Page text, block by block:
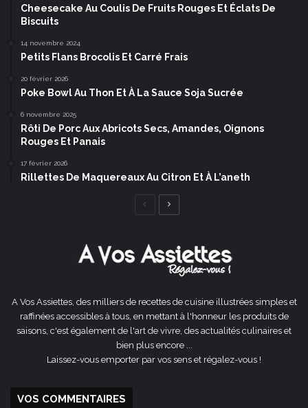
Cheesecake Au Coulis De Fruits Rouges Et Éclats De
Biscuits
14 novembre 2024
Petits Flans Brocolis Et Carré Frais
20 février 2026
Poke Bowl Au Thon Et À La Sauce Soja Sucrée
6 novembre 2025
Rôti De Porc Aux Abricots Secs, Amandes, Oignons
Rouges Et Panais
17 février 2026
Rillettes De Maquereaux Au Citron Et À L’aneth
Page
A Vos Assiettes, des milliers de recettes de cuisine illustrées simples et
raffinées accessibles à tous, en mettant à l'honneur les produits de
saisons, c'est également de l'art de vivre, des actualités culinaires et
bien plus encore ...
Laissez-vous emporter par vos sens et régalez-vous !
VOS COMMENTAIRES